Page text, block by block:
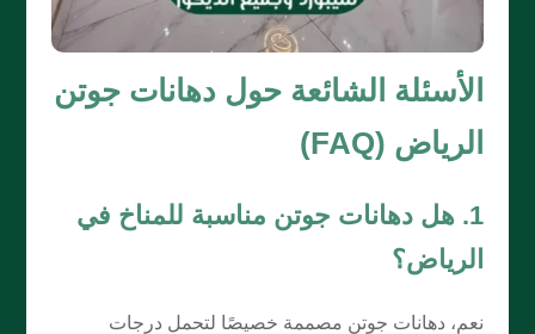
الأسئلة الشائعة حول دهانات جوتن
الرياض (FAQ)
1. هل دهانات جوتن مناسبة للمناخ في
الرياض؟
نعم، دهانات جوتن مصممة خصيصًا لتحمل درجات